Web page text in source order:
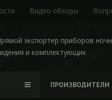
Видео обзоры
экспортер приборов
и комплектующих
ПРОИЗВОДИТЕЛИ